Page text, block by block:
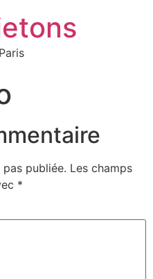
publiée. Les champs
*